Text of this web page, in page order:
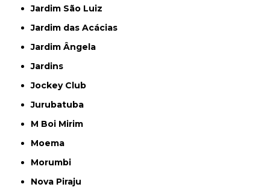
Jardim São Luiz
Jardim das Acácias
Jardim Ângela
Jardins
Jockey Club
Jurubatuba
M Boi Mirim
Moema
Morumbi
Nova Piraju